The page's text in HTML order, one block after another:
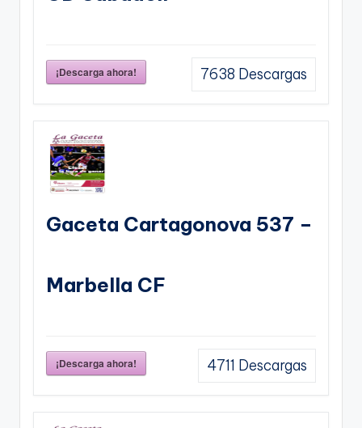
¡Descarga ahora! 7638 Descargas
Gaceta Cartagonova 537 –
Marbella CF
¡Descarga ahora! 4711 Descargas